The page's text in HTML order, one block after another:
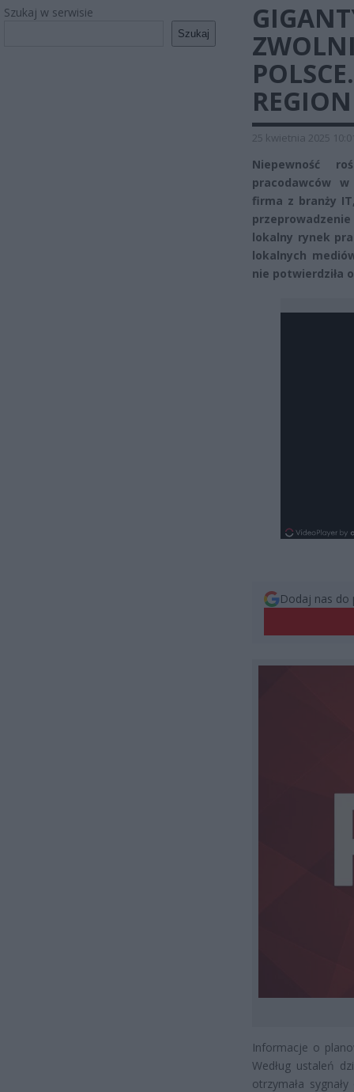
Szukaj w serwisie
Szukaj
25 kwietnia 2025
Niepewność
pracodawców
firma z branży
lokalny rynek
lokalnych
nie potwierdziła
Dodaj nas do
Informacje o
Według ustaleń
otrzymała